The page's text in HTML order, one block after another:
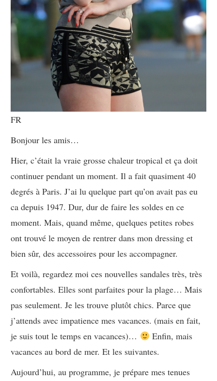
FR
Bonjour les amis…
Hier, c’était la vraie grosse chaleur tropical et ça doit
continuer pendant un moment. Il a fait quasiment 40
degrés à Paris. J’ai lu quelque part qu’on avait pas eu
ca depuis 1947. Dur, dur de faire les soldes en ce
moment. Mais, quand même, quelques petites robes
ont trouvé le moyen de rentrer dans mon dressing et
bien sûr, des accessoires pour les accompagner.
Et voilà, regardez moi ces nouvelles sandales très, très
confortables. Elles sont parfaites pour la plage… Mais
pas seulement. Je les trouve plutôt chics. Parce que
j’attends avec impatience mes vacances. (mais en fait,
je suis tout le temps en vacances)…
Enfin, mais
vacances au bord de mer. Et les suivantes.
Aujourd’hui, au programme, je prépare mes tenues